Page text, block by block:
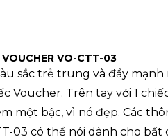
VOUCHER VO-CTT-03
sắc trẻ trung và đầy mạnh
Voucher. Trên tay với 1
một bậc, vì nó đẹp. Các
03 có thể nói dành cho